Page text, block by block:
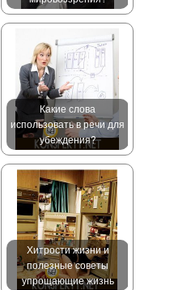
Какие слова
использовать в речи для
убеждения?
Хитрости жизни и
полезные советы
упрощающие жизнь